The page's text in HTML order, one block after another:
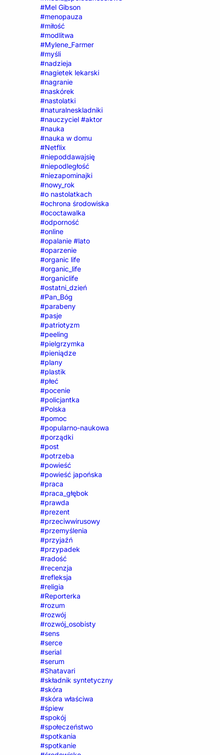
#Mel Gibson
#menopauza
#miłość
#modlitwa
#Mylene_Farmer
#myśli
#nadzieja
#nagietek lekarski
#nagranie
#naskórek
#nastolatki
#naturalneskladniki
#nauczyciel #aktor
#nauka
#nauka w domu
#Netflix
#niepoddawajsię
#niepodległość
#niezapominajki
#nowy_rok
#o nastolatkach
#ochrona środowiska
#ococtawalka
#odporność
#online
#opalanie #lato
#oparzenie
#organic life
#organic_life
#organiclife
#ostatni_dzień
#Pan_Bóg
#parabeny
#pasje
#patriotyzm
#peeling
#pielgrzymka
#pieniądze
#plany
#plastik
#płeć
#pocenie
#policjantka
#Polska
#pomoc
#popularno-naukowa
#porządki
#post
#potrzeba
#powieść
#powieść japońska
#praca
#praca_głębok
#prawda
#prezent
#przeciwwirusowy
#przemyślenia
#przyjaźń
#przypadek
#radość
#recenzja
#refleksja
#religia
#Reporterka
#rozum
#rozwój
#rozwój_osobisty
#sens
#serce
#serial
#serum
#Shatavari
#składnik syntetyczny
#skóra
#skóra właściwa
#śpiew
#spokój
#społeczeństwo
#spotkania
#spotkanie